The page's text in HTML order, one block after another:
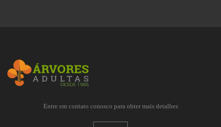
Entre em contato conosco para obter mais detalhes